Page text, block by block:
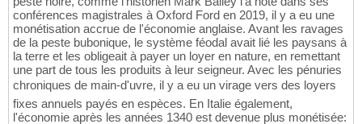
conférences magistrales à Oxford Ford en 2019, il y a eu une
monétisation accrue de l'économie anglaise. Avant les ravages
de la peste bubonique, le système féodal avait lié les paysans à
la terre et les obligeait à payer un loyer en nature, en remettant
une part de tous les produits à leur seigneur. Avec les pénuries
chroniques de main-d'uvre, il y a eu un virage vers des loyers
fixes annuels payés en espèces. En Italie également,
l'économie après les années 1340 est devenue plus monétisée: